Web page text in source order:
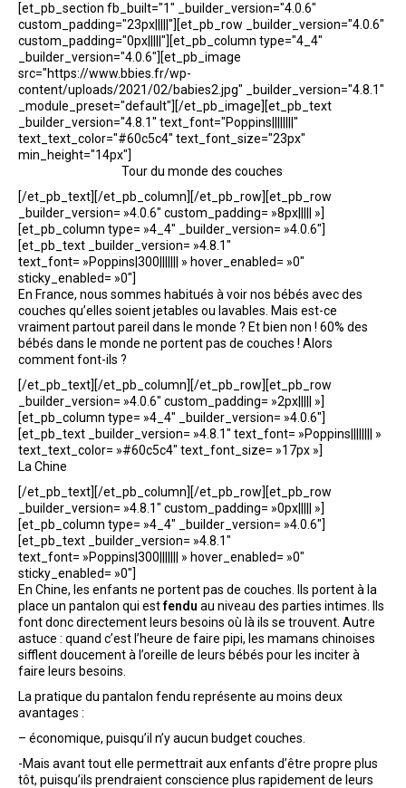
[et_pb_section fb_built="1" _builder_version="4.0.6"
custom_padding="23px|||||"][et_pb_row _builder_version="4.0.6"
custom_padding="0px|||||"][et_pb_column type="4_4"
_builder_version="4.0.6"][et_pb_image
src="https://www.bbies.fr/wp-
content/uploads/2021/02/babies2.jpg" _builder_version="4.8.1"
_module_preset="default"][/et_pb_image][et_pb_text
_builder_version="4.8.1" text_font="Poppins||||||||"
text_text_color="#60c5c4" text_font_size="23px"
min_height="14px"]
Tour du monde des couches
[/et_pb_text][/et_pb_column][/et_pb_row][et_pb_row
_builder_version= »4.0.6″ custom_padding= »8px||||| »]
[et_pb_column type= »4_4″ _builder_version= »4.0.6″]
[et_pb_text _builder_version= »4.8.1″
text_font= »Poppins|300||||||| » hover_enabled= »0″
sticky_enabled= »0″]
En France, nous sommes habitués à voir nos bébés avec des
couches qu’elles soient jetables ou lavables. Mais est-ce
vraiment partout pareil dans le monde ? Et bien non ! 60% des
bébés dans le monde ne portent pas de couches ! Alors
comment font-ils ?
[/et_pb_text][/et_pb_column][/et_pb_row][et_pb_row
_builder_version= »4.0.6″ custom_padding= »2px||||| »]
[et_pb_column type= »4_4″ _builder_version= »4.0.6″]
[et_pb_text _builder_version= »4.8.1″ text_font= »Poppins|||||||| »
text_text_color= »#60c5c4″ text_font_size= »17px »]
La Chine
[/et_pb_text][/et_pb_column][/et_pb_row][et_pb_row
_builder_version= »4.8.1″ custom_padding= »0px||||| »]
[et_pb_column type= »4_4″ _builder_version= »4.0.6″]
[et_pb_text _builder_version= »4.8.1″
text_font= »Poppins|300||||||| » hover_enabled= »0″
sticky_enabled= »0″]
En Chine, les enfants ne portent pas de couches. Ils portent à la
place un pantalon qui estfendu au niveau des parties intimes. Ils
font donc directement leurs besoins où là ils se trouvent. Autre
astuce : quand c’est l’heure de faire pipi, les mamans chinoises
sifflent doucement à l’oreille de leurs bébés pour les inciter à
faire leurs besoins.
La pratique du pantalon fendu représente au moins deux
avantages :
– économique, puisqu’il n’y aucun budget couches.
-Mais avant tout elle permettrait aux enfants d’être propre plus
tôt, puisqu’ils prendraient conscience plus rapidement de leurs